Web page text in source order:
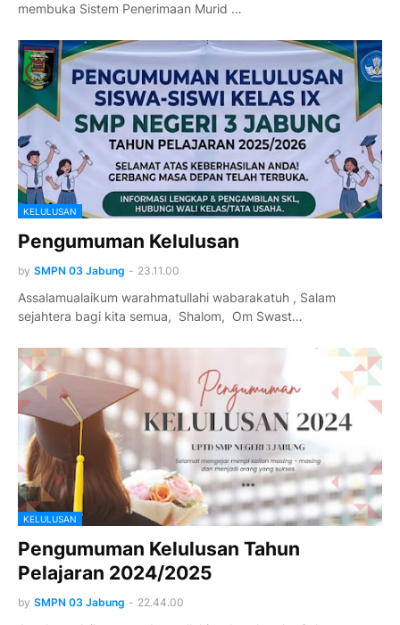
membuka Sistem Penerimaan Murid …
KELULUSAN
Pengumuman Kelulusan
by SMPN 03 Jabung - 23.11.00
Assalamualaikum warahmatullahi wabarakatuh , Salam
sejahtera bagi kita semua, Shalom, Om Swast…
KELULUSAN
Pengumuman Kelulusan Tahun
Pelajaran 2024/2025
by SMPN 03 Jabung - 22.44.00